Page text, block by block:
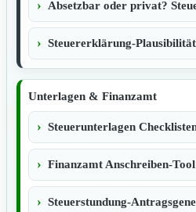
Absetzbar oder privat?
Steuererklärung-
Unterlagen & Finanzamt
Steuerunterlagen
Finanzamt Anschreiben-Tool
Steuerstundung-